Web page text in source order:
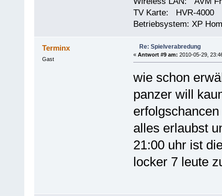
TV Karte: HVR-4000
Betriebsystem: XP
Terminx
Gast
Re: Spielverabredung
« Antwort #9 am: 2010-05-29,
wie schon
panzer will
alles erlaubst
21:00 uhr ist
locker 7 leute